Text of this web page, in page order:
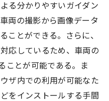
る分かりやすいガイダン
両の撮影から画像データ
ことができる。さらに、
応しているため、車両の
ことが可能である。ま
ザ内での利用が可能なた
をインストールする手間